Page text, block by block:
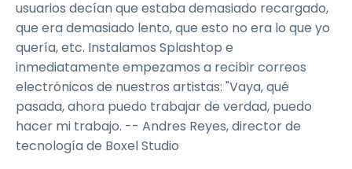
usuarios decían que estaba demasiado recargado,
que era demasiado lento, que esto no era lo que yo
quería, etc. Instalamos Splashtop e
inmediatamente empezamos a recibir correos
electrónicos de nuestros artistas: "Vaya, qué
pasada, ahora puedo trabajar de verdad, puedo
hacer mi trabajo. -- Andres Reyes, director de
tecnología de Boxel Studio